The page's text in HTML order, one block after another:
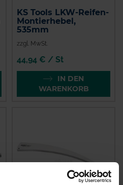
KS Tools LKW-Reifen-
Montierhebel,
535mm
zzgl. MwSt.
44,94 € / St
IN DEN
WARENKORB